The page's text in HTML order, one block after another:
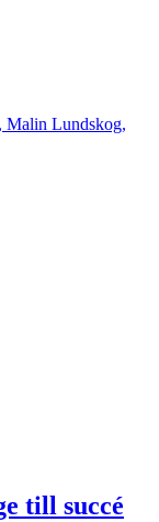
till succé